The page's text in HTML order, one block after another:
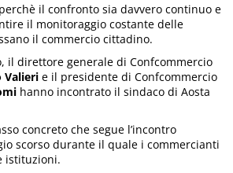
il confronto sia davvero continuo e
il monitoraggio costante delle
il commercio cittadino.
il direttore generale di Confcommercio
Valierie il presidente di Confcommercio
hanno incontrato il sindaco di Aosta
concreto che segue l’incontro
scorso durante il quale i commercianti
istituzioni.